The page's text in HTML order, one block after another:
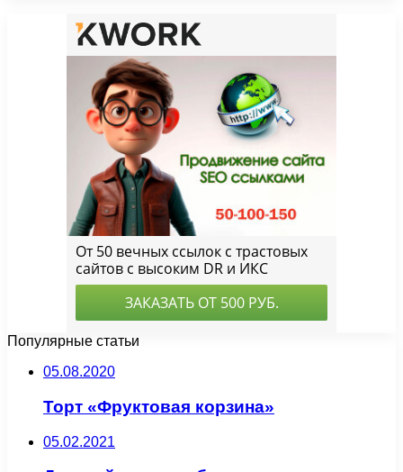
Популярные статьи
05.08.2020
Торт «Фруктовая корзина»
05.02.2021